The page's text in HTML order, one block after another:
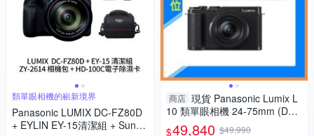
類單眼相機的嶄新境界
Panasonic LUMIX DC-FZ80D
+ EYLIN EY-15清潔組 + SunLi
商店 現貨 Panasonic Lumix L
10 類單眼相機 24-75mm (DC-
L10,公司貨)
$49,840 $49,990